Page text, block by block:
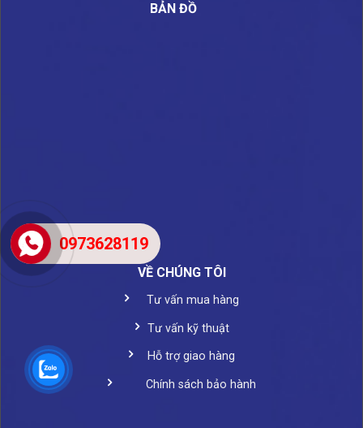
BẢN ĐỒ
VỀ CHÚNG TÔI
Tư vấn mua hàng
Tư vấn kỹ thuật
Hỗ trợ giao hàng
Chính sách bảo hành
0973628119